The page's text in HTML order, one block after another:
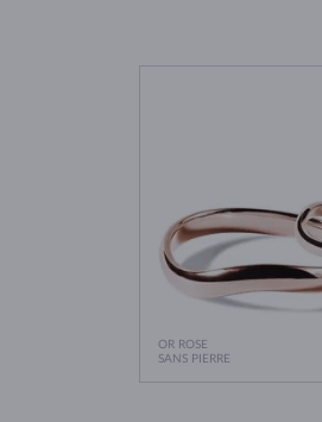
OR ROSE
SANS PIERRE